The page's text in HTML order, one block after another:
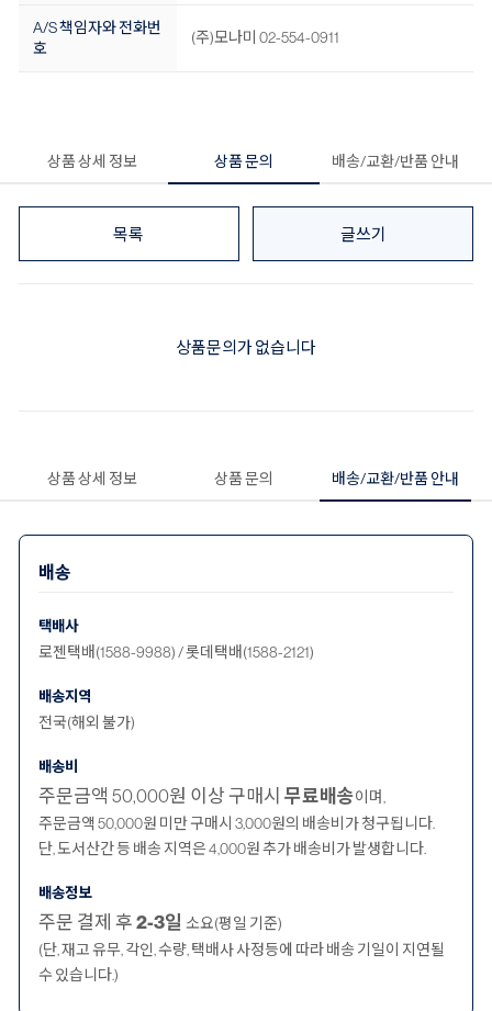
A/S 책임자와 전화번
호
(주)모나미 02-554-0911
상품 상세 정보 상품 문의 배송/교환/반품 안내
목록 글쓰기
상품문의가 없습니다
상품 상세 정보 상품 문의 배송/교환/반품 안내
배송
택배사
로젠택배(1588-9988) / 롯데택배(1588-2121)
배송지역
전국(해외 불가)
배송비
주문금액 50,000원 이상 구매시 무료배송이며,
주문금액 50,000원 미만 구매시 3,000원의 배송비가 청구됩니다.
단, 도서산간 등 배송 지역은 4,000원 추가 배송비가 발생합니다.
배송정보
주문 결제 후2-3일 소요(평일 기준)
(단, 재고 유무, 각인, 수량, 택배사 사정등에 따라 배송 기일이 지연될
수 있습니다.)